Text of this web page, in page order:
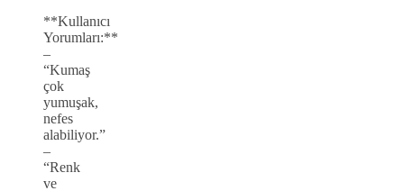
**Kullanıcı
Yorumları:**
–
“Kumaş
çok
yumuşak,
nefes
alabiliyor.”
–
“Renk
ve